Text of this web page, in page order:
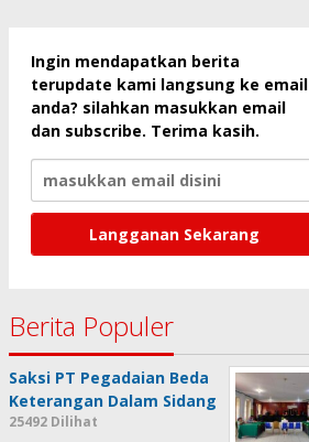
Ingin mendapatkan berita
terupdate kami langsung ke email
anda? silahkan masukkan email
dan subscribe. Terima kasih.
Berita Populer
Saksi PT Pegadaian Beda
Keterangan Dalam Sidang
25492 Dilihat